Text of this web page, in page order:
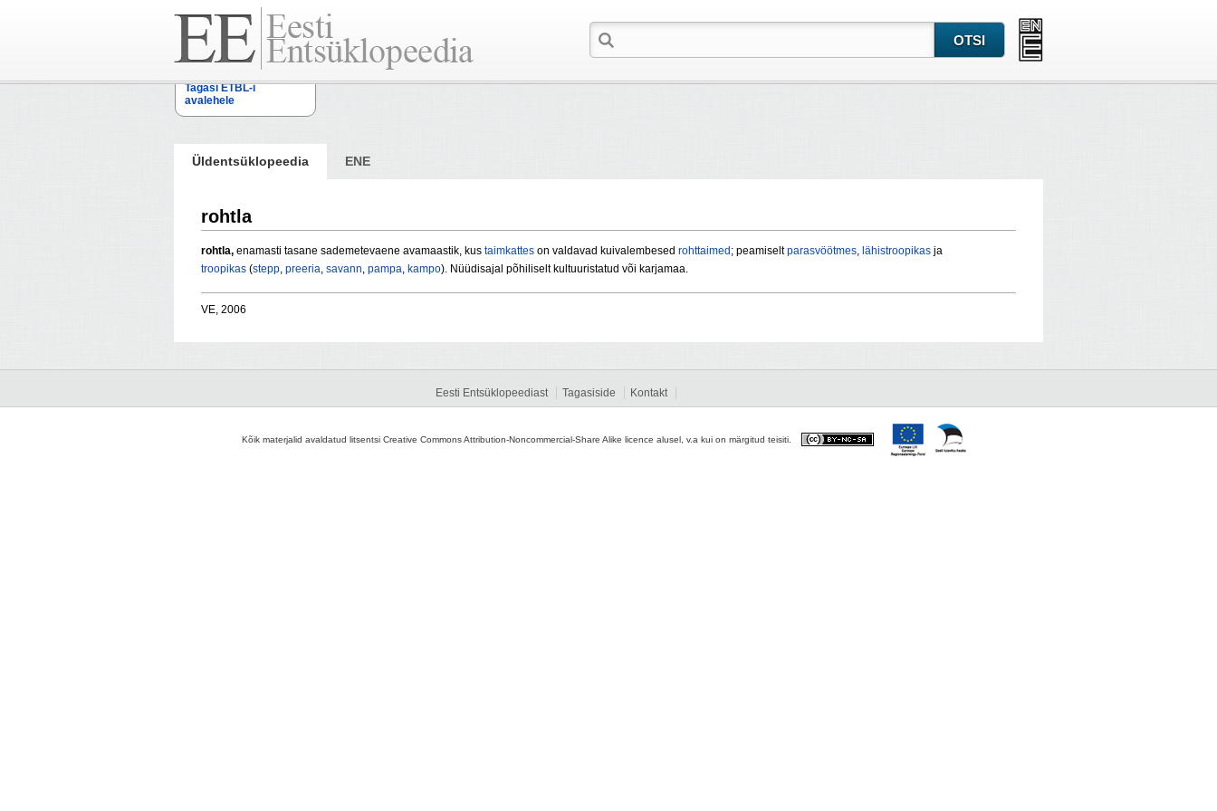
Tagasi ETBL-i
avalehele
Üldentsüklopeedia ENE
rohtla
rohtla, enamasti tasane sademetevaene avamaastik, kus taimkattes on valdavad kuivalembesed rohttaimed ; peamiseltparasvöötmes, lähistroopikas ja
troopikas (stepp, preeria, savann, pampa, kampo). Nüüdisajal põhiliselt kultuuristatud või karjamaa.
VE, 2006
Eesti Entsüklopeediast Tagasiside Kontakt
Kõik materjalid avaldatud litsentsi Creative Commons Attribution-Noncommercial-Share Alike licence alusel, v.a kui on märgitud teisiti.